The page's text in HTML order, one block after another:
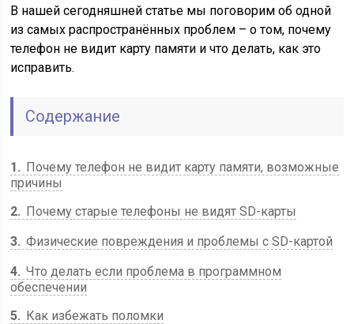
В нашей сегодняшней статье мы поговорим об одной
из самых распространённых проблем – о том, почему
телефон не видит карту памяти и что делать, как это
исправить.
Содержание
1
Почему телефон не видит карту памяти, возможные
причины
2
Почему старые телефоны не видят SD-карты
3 Физические повреждения и проблемы с SD-картой
4 Что делать если проблема в программном
обеспечении
5
Как избежать поломки